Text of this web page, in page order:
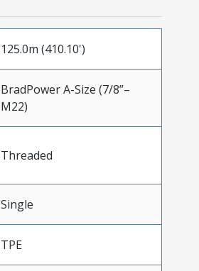
125.0m (410.10')
BradPower A-Size (7/8”–
M22)
Threaded
Single
TPE